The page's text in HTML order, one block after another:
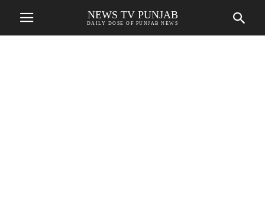
NEWS TV PUNJAB
DAILY DOSE OF PUNJAB NEWS